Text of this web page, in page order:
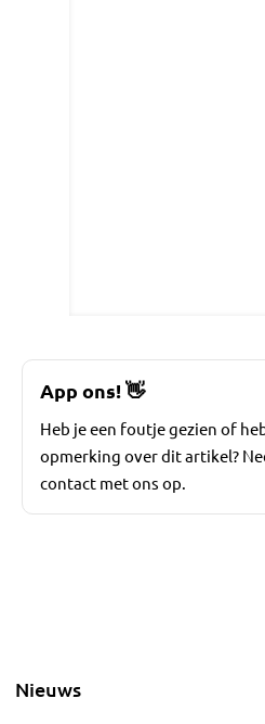
App ons!👋
Heb je een foutje gezien of
opmerking over dit artikel?
contact met ons op.
Nieuws